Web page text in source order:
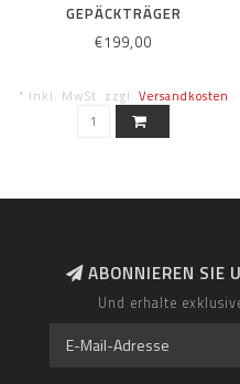
GEPÄCKTRÄGER
€199,00
* Inkl. MwSt. zzgl. Versandkosten
ABONNIEREN SIE
Und erhalte